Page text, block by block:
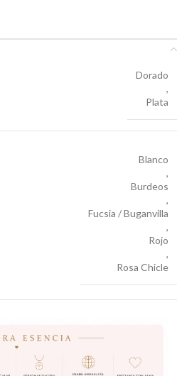
Dorado
,
Plata
Blanco
,
Burdeos
,
Fucsia / Buganvilla
,
Rojo
,
Rosa Chicle